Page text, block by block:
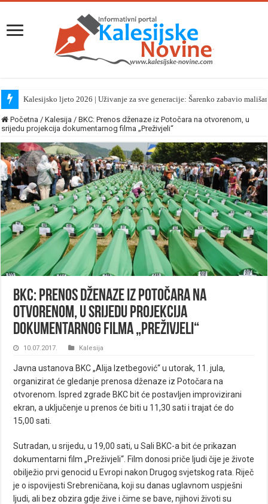
Kalesijsko ljeto 2026 | Uživanje za sve generacije: Šarenko zabavio
Početna / Kalesija / BKC: Prenos dženaze iz Potočara na otvorenom, u
srijedu projekcija dokumentarnog filma „Preživjeli“
BKC: Prenos dženaze iz Potočara na
otvorenom, u srijedu projekcija
dokumentarnog filma „Preživjeli“
10.07.2017. Kalesija
Javna ustanova BKC „Alija Izetbegović“ u utorak, 11. jula,
organizirat će gledanje prenosa dženaze iz Potočara na
otvorenom. Ispred zgrade BKC bit će postavljen improvizirani
ekran, a uključenje u prenos će biti u 11,30 sati i trajat će do
15,00 sati.
Sutradan, u srijedu, u 19,00 sati, u Sali BKC-a bit će prikazan
dokumentarni film „Preživjeli“. Film donosi priče ljudi čije je živote
obilježio prvi genocid u Evropi nakon Drugog svjetskog rata. Riječ
je o ispovijesti Srebreničana, koji su danas uglavnom uspješni
ljudi, ali bez obzira gdje žive i čime se bave, njihovi životi su